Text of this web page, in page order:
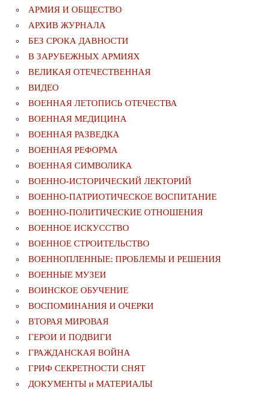
АРМИЯ И ОБЩЕСТВО
АРХИВ ЖУРНАЛА
БЕЗ СРОКА ДАВНОСТИ
В ЗАРУБЕЖНЫХ АРМИЯХ
ВЕЛИКАЯ ОТЕЧЕСТВЕННАЯ
ВИДЕО
ВОЕННАЯ ЛЕТОПИСЬ ОТЕЧЕСТВА
ВОЕННАЯ МЕДИЦИНА
ВОЕННАЯ РАЗВЕДКА
ВОЕННАЯ РЕФОРМА
ВОЕННАЯ СИМВОЛИКА
ВОЕННО-ИСТОРИЧЕСКИЙ ЛЕКТОРИЙ
ВОЕННО-ПАТРИОТИЧЕСКОЕ ВОСПИТАНИЕ
ВОЕННО-ПОЛИТИЧЕСКИE ОТНОШЕНИЯ
ВОЕННОЕ ИСКУССТВО
ВОЕННОЕ СТРОИТЕЛЬСТВО
ВОЕННОПЛЕННЫЕ: ПРОБЛЕМЫ И РЕШЕНИЯ
ВОЕННЫЕ МУЗЕИ
ВОИНСКОЕ ОБУЧЕНИЕ
ВОСПОМИНАНИЯ И ОЧЕРКИ
ВТОРАЯ МИРОВАЯ
ГЕРОИ И ПОДВИГИ
ГРАЖДАНСКАЯ ВОЙНА
ГРИФ СЕКРЕТНОСТИ СНЯТ
ДОКУМЕНТЫ и МАТЕРИАЛЫ